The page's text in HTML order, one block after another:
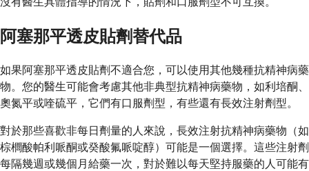
阿塞那平透皮貼劑替代品
如果阿塞那平透皮貼劑不適合您，可以使用其他幾種抗精神病藥
物。您的醫生可能會考慮其他非典型抗精神病藥物，如利培酮、
奧氮平或喹硫平，它們有口服劑型，有些還有長效注射劑型。
對於那些喜歡非每日劑量的人來說，長效注射抗精神病藥物（如
棕櫚酸帕利哌酮或癸酸氟哌啶醇）可能是一個選擇。這些注射劑
每隔幾週或幾個月給藥一次，對於難以每天堅持服藥的人可能有